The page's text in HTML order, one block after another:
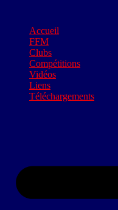
Accueil
FFM
Clubs
Compétitions
Vidéos
Liens
Téléchargements